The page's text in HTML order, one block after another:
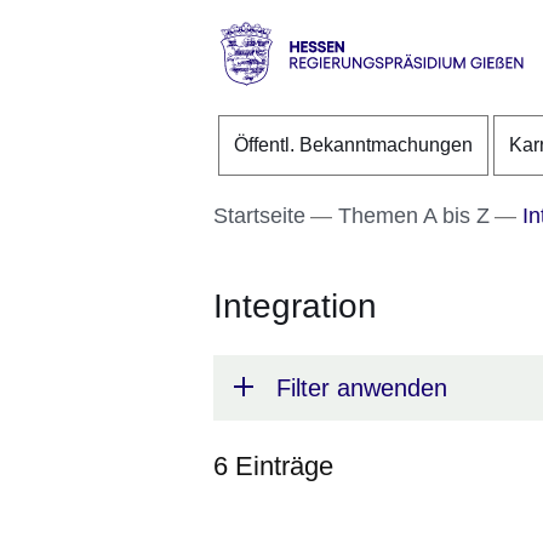
Direkt zum Kopf der
Direkt zum Inhalt
Direkt zum Fuß der
RP
Öffentl. Bekanntmachungen
Startseite Themen A bis Z
Integration
Filter anwenden
6 Einträge